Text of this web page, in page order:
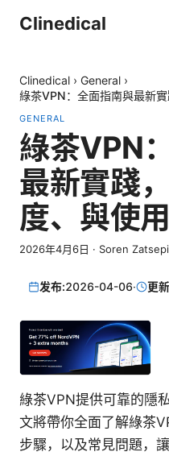
Clinedical
Clinedical › General ›
綠茶VPN：全面指南與最新
GENERAL
綠茶VPN
最新實踐
度、與使
2026年4月6日 · Soren
发布:2026-04-06· 更
綠茶VPN提供可靠的隱
文將帶你全面了解綠茶
步驟，以及常見問題，